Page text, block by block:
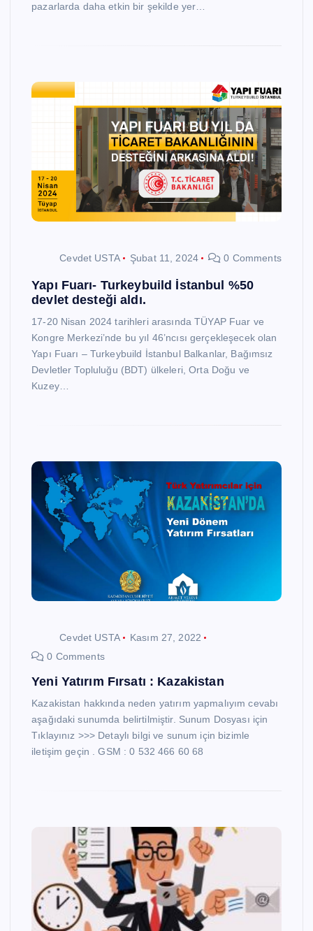
pazarlarda daha etkin bir şekilde yer…
Cevdet USTA Şubat 11, 2024 0 Comments
Yapı Fuarı- Turkeybuild İstanbul %50
devlet desteği aldı.
17-20 Nisan 2024 tarihleri arasında TÜYAP Fuar ve
Kongre Merkezi’nde bu yıl 46’ncısı gerçekleşecek olan
Yapı Fuarı – Turkeybuild İstanbul Balkanlar, Bağımsız
Devletler Topluluğu (BDT) ülkeleri, Orta Doğu ve
Kuzey…
Cevdet USTA
Kasım 27, 2022
0 Comments
Yeni Yatırım Fırsatı : Kazakistan
Kazakistan hakkında neden yatırım yapmalıyım cevabı
aşağıdaki sunumda belirtilmiştir. Sunum Dosyası için
Tıklayınız >>> Detaylı bilgi ve sunum için bizimle
iletişim geçin . GSM : 0 532 466 60 68